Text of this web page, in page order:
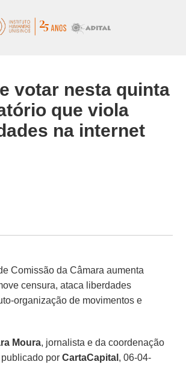
votar nesta quinta
que viola
na internet
Comissão da Câmara aumenta
censura, ataca liberdades
organização de movimentos e
Moura, jornalista e da coordenação
publicado porCartaCapital , 06-04-